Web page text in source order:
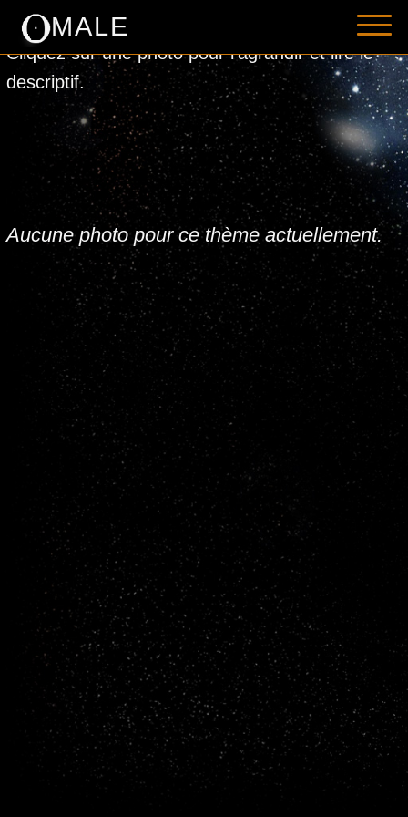
MALE
Romans - Science Fiction
Nouvelles - Science Fiction
Romans, nouvelles - Fantasy
Contact
Liens
Illustrations
Cliquez sur une photo pour l'agrandir et lire le
descriptif.
Aucune photo pour ce thème actuellement.